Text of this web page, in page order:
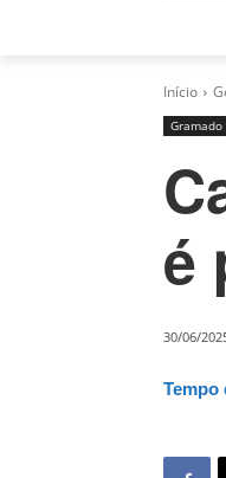
Início
Gramado
é
30/06/
Tempo